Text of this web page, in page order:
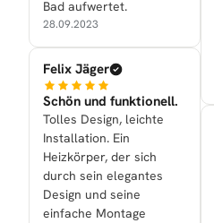
Bad aufwertet.
28.09.2023
Felix Jäger
Schön und funktionell.
Tolles Design, leichte
Installation. Ein
Heizkörper, der sich
durch sein elegantes
Design und seine
einfache Montage